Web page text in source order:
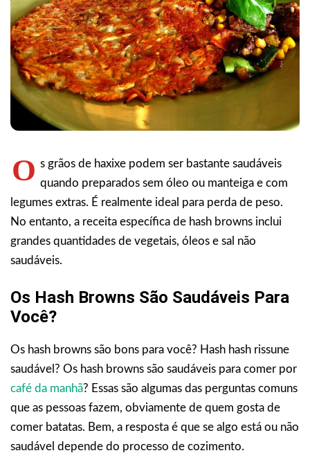
O s grãos de haxixe podem ser bastante saudáveis
quando preparados sem óleo ou manteiga e com
legumes extras. É realmente ideal para perda de peso.
No entanto, a receita específica de hash browns inclui
grandes quantidades de vegetais, óleos e sal não
saudáveis.
Os Hash Browns São Saudáveis Para
Você?
Os hash browns são bons para você? Hash hash rissune
saudável? Os hash browns são saudáveis para comer por
café da manhã? Essas são algumas das perguntas comuns
que as pessoas fazem, obviamente de quem gosta de
comer batatas. Bem, a resposta é que se algo está ou não
saudável depende do processo de cozimento.